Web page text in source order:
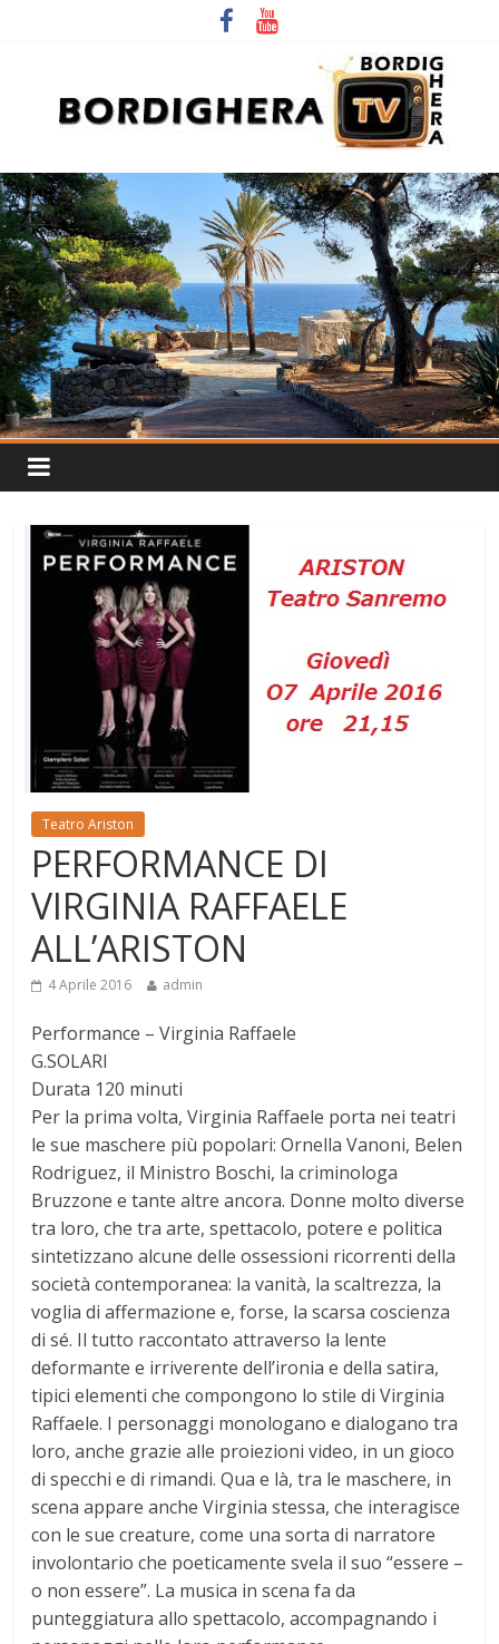
Teatro Ariston
PERFORMANCE DI
VIRGINIA RAFFAELE
ALL’ARISTON
4 Aprile 2016 admin
Performance – Virginia Raffaele
G.SOLARI
Durata 120 minuti
Per la prima volta, Virginia Raffaele porta nei teatri
le sue maschere più popolari: Ornella Vanoni, Belen
Rodriguez, il Ministro Boschi, la criminologa
Bruzzone e tante altre ancora. Donne molto diverse
tra loro, che tra arte, spettacolo, potere e politica
sintetizzano alcune delle ossessioni ricorrenti della
società contemporanea: la vanità, la scaltrezza, la
voglia di affermazione e, forse, la scarsa coscienza
di sé. Il tutto raccontato attraverso la lente
deformante e irriverente dell’ironia e della satira,
tipici elementi che compongono lo stile di Virginia
Raffaele. I personaggi monologano e dialogano tra
loro, anche grazie alle proiezioni video, in un gioco
di specchi e di rimandi. Qua e là, tra le maschere, in
scena appare anche Virginia stessa, che interagisce
con le sue creature, come una sorta di narratore
involontario che poeticamente svela il suo “essere –
o non essere”. La musica in scena fa da
punteggiatura allo spettacolo, accompagnando i